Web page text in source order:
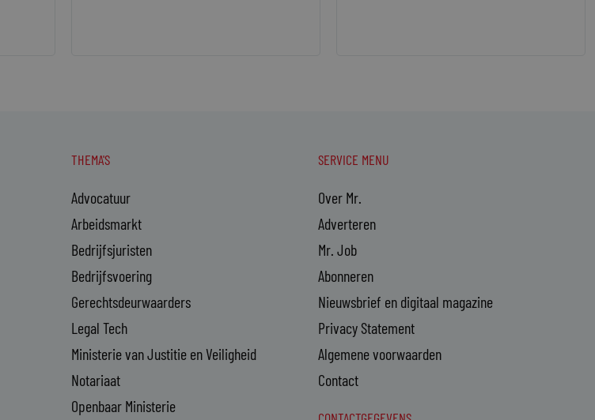
THEMA'S
Advocatuur
Arbeidsmarkt
Bedrijfsjuristen
Bedrijfsvoering
Gerechtsdeurwaarders
Legal Tech
Ministerie van Justitie en Veiligheid
Notariaat
Openbaar Ministerie
SERVICE MENU
Over Mr.
Adverteren
Mr. Job
Abonneren
Nieuwsbrief en digitaal magazine
Privacy Statement
Algemene voorwaarden
Contact